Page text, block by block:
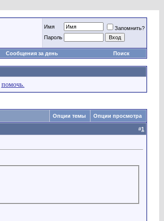
Имя
Запомнить?
Пароль
Сообщения за день Поиск
помочь.
Опции темы Опции просмотра
#1